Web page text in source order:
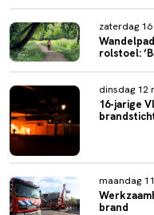
zaterdag
rolstoel:
dinsdag 12
16-jarige
maandag
brand